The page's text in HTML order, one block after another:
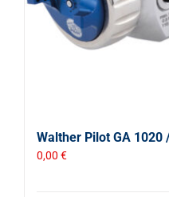
Walther Pilot GA
0,00 €